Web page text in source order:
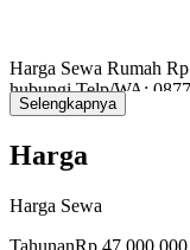
Harga Sewa Rumah
hubungi Telp/WA:
Lokasi Rumah Strategis:
- Dekat Terminal
Selengkapnya
Harga
Harga Sewa